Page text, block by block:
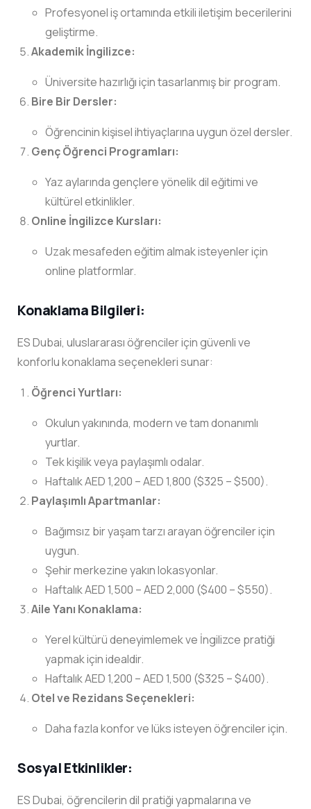
Profesyonel iş ortamında etkili iletişim becerilerini
geliştirme.
Akademik İngilizce:
Üniversite hazırlığı için tasarlanmış bir program.
Bire Bir Dersler:
Öğrencinin kişisel ihtiyaçlarına uygun özel dersler.
Genç Öğrenci Programları:
Yaz aylarında gençlere yönelik dil eğitimi ve
kültürel etkinlikler.
Online İngilizce Kursları:
Uzak mesafeden eğitim almak isteyenler için
online platformlar.
Konaklama Bilgileri:
ES Dubai, uluslararası öğrenciler için güvenli ve
konforlu konaklama seçenekleri sunar:
Öğrenci Yurtları:
Okulun yakınında, modern ve tam donanımlı
yurtlar.
Tek kişilik veya paylaşımlı odalar.
Haftalık AED 1,200 – AED 1,800 ($325 – $500).
Paylaşımlı Apartmanlar:
Bağımsız bir yaşam tarzı arayan öğrenciler için
uygun.
Şehir merkezine yakın lokasyonlar.
Haftalık AED 1,500 – AED 2,000 ($400 – $550).
Aile Yanı Konaklama:
Yerel kültürü deneyimlemek ve İngilizce pratiği
yapmak için idealdir.
Haftalık AED 1,200 – AED 1,500 ($325 – $400).
Otel ve Rezidans Seçenekleri:
Daha fazla konfor ve lüks isteyen öğrenciler için.
Sosyal Etkinlikler:
ES Dubai, öğrencilerin dil pratiği yapmalarına ve